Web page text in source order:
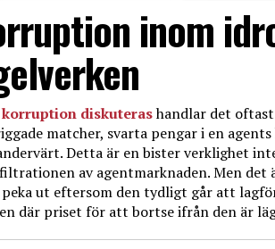
inom
diskuterashandlar det
matcher, svarta pengar i en
Detta är en bister verklighet
av agentmarknaden. Men det
ut eftersom den tydligt går att
där priset för att bortse ifrån den är